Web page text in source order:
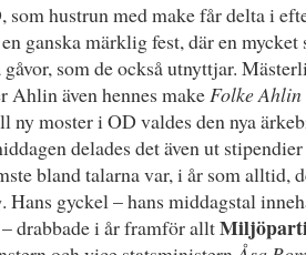
som hustrun med make får delta i
ganska märklig fest, där en mycket
gåvor, som de också utnyttjar.
Ahlin även hennes makeFolke Ahlin
ny moster i OD valdes den nya
delades det även ut
bland talarna var, i år som alltid,
. Hans gyckel – hans middagstal
drabbade i år framför allt